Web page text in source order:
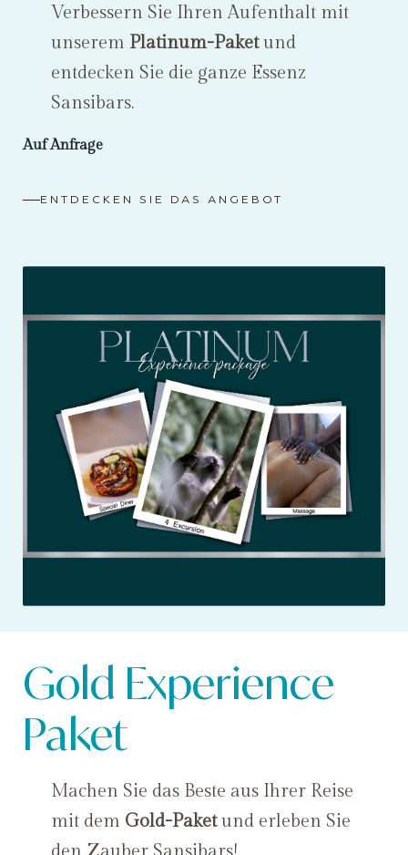
Verbessern Sie Ihren Aufenthalt mit
unserem Platinum-Paketund
entdecken Sie die ganze Essenz
Sansibars.
Auf Anfrage
ENTDECKEN SIE DAS ANGEBOT
Gold Experience
Paket
Machen Sie das Beste aus Ihrer Reise
mit dem Gold-Paketund erleben Sie